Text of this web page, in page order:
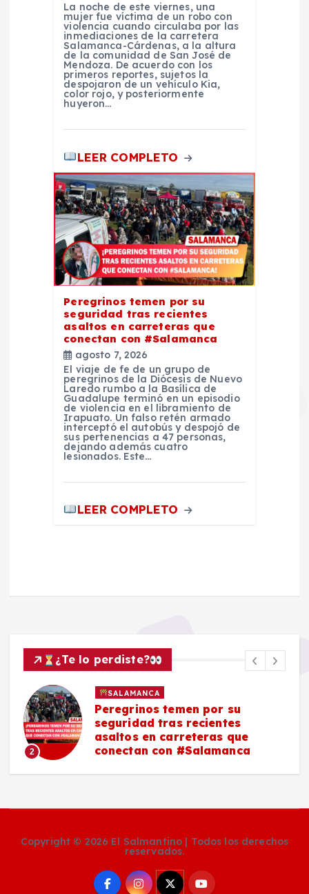
La noche de este viernes, una
mujer fue víctima de un robo con
violencia cuando circulaba por las
inmediaciones de la carretera
Salamanca-Cárdenas, a la altura
de la comunidad de San José de
Mendoza. De acuerdo con los
primeros reportes, sujetos la
despojaron de un vehículo Kia,
color rojo, y posteriormente
huyeron…
LEER COMPLETO
Peregrinos temen por su
seguridad tras recientes
asaltos en carreteras que
conectan con #Salamanca
agosto 7, 2026
El viaje de fe de un grupo de
peregrinos de la Diócesis de Nuevo
Laredo rumbo a la Basílica de
Guadalupe terminó en un episodio
de violencia en el libramiento de
Irapuato. Un falso retén armado
interceptó el autobús y despojó de
sus pertenencias a 47 personas,
dejando además cuatro
lesionados. Este…
LEER COMPLETO
¿Te lo perdiste?
2
SALAMANCA
Peregrinos temen por su
seguridad tras recientes
asaltos en carreteras que
conectan con #Salamanca
Copyright © 2026 El Salmantino | Todos los derechos
reservados.